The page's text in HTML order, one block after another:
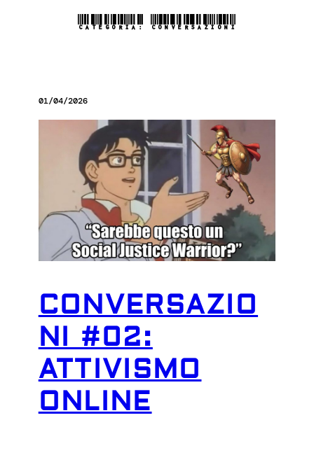
CATEGORIA: CONVERSAZIONI
01/04/2026
CONVERSAZIO
NI #02:
ATTIVISMO
ONLINE